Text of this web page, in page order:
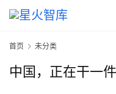
首页 未分类
中国，正在干一件